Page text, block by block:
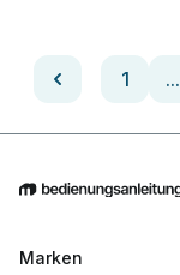
1 ...
Marken